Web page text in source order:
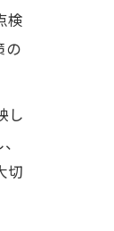
検
の
し
切